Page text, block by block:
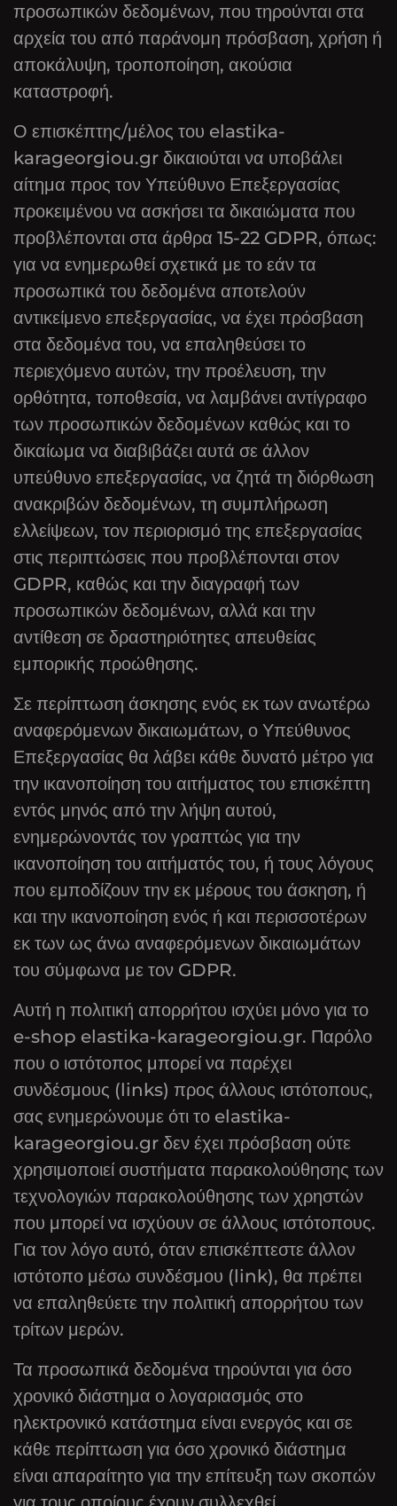
προσωπικών δεδομένων, που τηρούνται στα
αρχεία του από παράνομη πρόσβαση, χρήση ή
αποκάλυψη, τροποποίηση, ακούσια
καταστροφή.
Ο επισκέπτης/μέλος του elastika-
karageorgiou.gr δικαιούται να υποβάλει
αίτημα προς τον Υπεύθυνο Επεξεργασίας
προκειμένου να ασκήσει τα δικαιώματα που
προβλέπονται στα άρθρα 15-22 GDPR, όπως:
για να ενημερωθεί σχετικά με το εάν τα
προσωπικά του δεδομένα αποτελούν
αντικείμενο επεξεργασίας, να έχει πρόσβαση
στα δεδομένα του, να επαληθεύσει το
περιεχόμενο αυτών, την προέλευση, την
ορθότητα, τοποθεσία, να λαμβάνει αντίγραφο
των προσωπικών δεδομένων καθώς και το
δικαίωμα να διαβιβάζει αυτά σε άλλον
υπεύθυνο επεξεργασίας, να ζητά τη διόρθωση
ανακριβών δεδομένων, τη συμπλήρωση
ελλείψεων, τον περιορισμό της επεξεργασίας
στις περιπτώσεις που προβλέπονται στον
GDPR, καθώς και την διαγραφή των
προσωπικών δεδομένων, αλλά και την
αντίθεση σε δραστηριότητες απευθείας
εμπορικής προώθησης.
Σε περίπτωση άσκησης ενός εκ των ανωτέρω
αναφερόμενων δικαιωμάτων, ο Υπεύθυνος
Επεξεργασίας θα λάβει κάθε δυνατό μέτρο για
την ικανοποίηση του αιτήματος του επισκέπτη
εντός μηνός από την λήψη αυτού,
ενημερώνοντάς τον γραπτώς για την
ικανοποίηση του αιτήματός του, ή τους λόγους
που εμποδίζουν την εκ μέρους του άσκηση, ή
και την ικανοποίηση ενός ή και περισσοτέρων
εκ των ως άνω αναφερόμενων δικαιωμάτων
του σύμφωνα με τον GDPR.
Αυτή η πολιτική απορρήτου ισχύει μόνο για το
e-shop elastika-karageorgiou.gr. Παρόλο
που ο ιστότοπος μπορεί να παρέχει
συνδέσμους (links) προς άλλους ιστότοπους,
σας ενημερώνουμε ότι το elastika-
karageorgiou.gr δεν έχει πρόσβαση ούτε
χρησιμοποιεί συστήματα παρακολούθησης των
τεχνολογιών παρακολούθησης των χρηστών
που μπορεί να ισχύουν σε άλλους ιστότοπους.
Για τον λόγο αυτό, όταν επισκέπτεστε άλλον
ιστότοπο μέσω συνδέσμου (link), θα πρέπει
να επαληθεύετε την πολιτική απορρήτου των
τρίτων μερών.
Τα προσωπικά δεδομένα τηρούνται για όσο
χρονικό διάστημα ο λογαριασμός στο
ηλεκτρονικό κατάστημα είναι ενεργός και σε
κάθε περίπτωση για όσο χρονικό διάστημα
είναι απαραίτητο για την επίτευξη των σκοπών